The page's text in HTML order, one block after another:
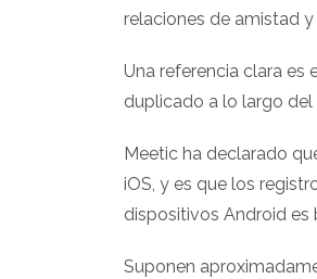
relaciones de amistad y
Una referencia clara es
duplicado a lo largo del
Meetic ha declarado
iOS, y es que los
dispositivos Android es
Suponen